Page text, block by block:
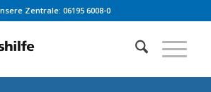
Zentrale: 06195 6008-0